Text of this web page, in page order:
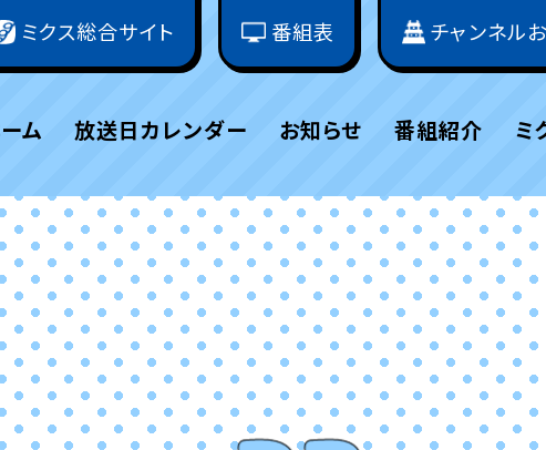
ミクス総合サイト 番組表 チャンネル
ム 放送日カレンダー お知らせ 番組紹介 ミ